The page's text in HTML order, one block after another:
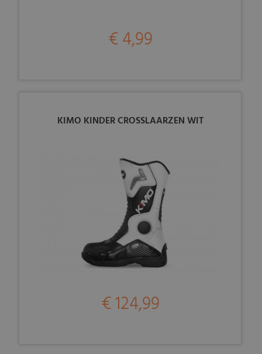
€ 4,99
KIMO KINDER CROSSLAARZEN WIT
€ 124,99